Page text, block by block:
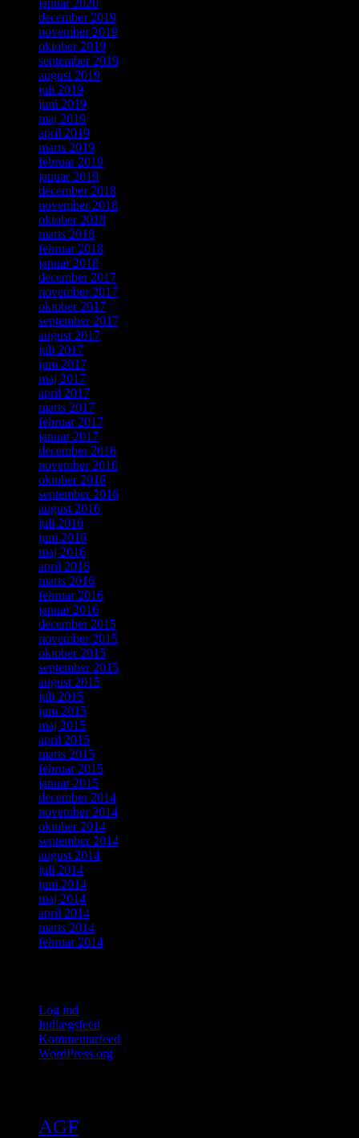
januar 2020
december 2019
november 2019
oktober 2019
september 2019
august 2019
juli 2019
juni 2019
maj 2019
april 2019
marts 2019
februar 2019
januar 2019
december 2018
november 2018
oktober 2018
marts 2018
februar 2018
januar 2018
december 2017
november 2017
oktober 2017
september 2017
august 2017
juli 2017
juni 2017
maj 2017
april 2017
marts 2017
februar 2017
januar 2017
december 2016
november 2016
oktober 2016
september 2016
august 2016
juli 2016
juni 2016
maj 2016
april 2016
marts 2016
februar 2016
januar 2016
december 2015
november 2015
oktober 2015
september 2015
august 2015
juli 2015
juni 2015
maj 2015
april 2015
marts 2015
februar 2015
januar 2015
december 2014
november 2014
oktober 2014
september 2014
august 2014
juli 2014
juni 2014
maj 2014
april 2014
marts 2014
februar 2014
Log ind
Indlægsfeed
Kommentarfeed
WordPress.org
AGF